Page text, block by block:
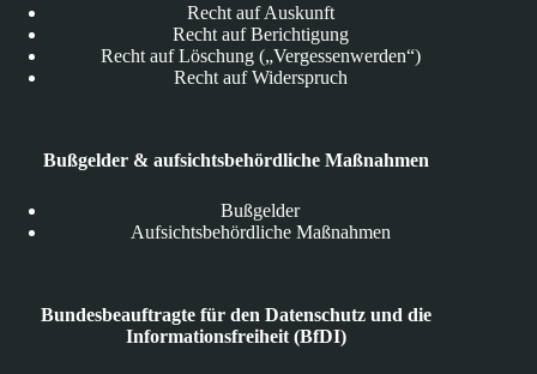
Recht auf Auskunft
Recht auf Berichtigung
Recht auf Löschung („Vergessenwerden“)
Recht auf Widerspruch
Bußgelder & aufsichtsbehördliche Maßnahmen
Bußgelder
Aufsichtsbehördliche Maßnahmen
Bundesbeauftragte für den Datenschutz und die
Informationsfreiheit (BfDI)